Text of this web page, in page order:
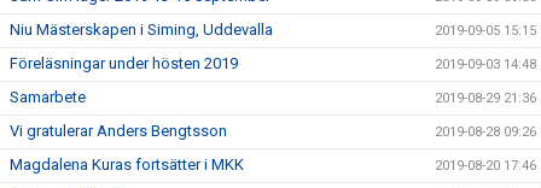
Niu Mästerskapen i Siming, Uddevalla 2019-09-05 15:15
Föreläsningar under hösten 2019 2019-09-03 14:48
Samarbete 2019-08-29 21:36
Vi gratulerar Anders Bengtsson 2019-08-28 09:26
Magdalena Kuras fortsätter i MKK 2019-08-20 17:46